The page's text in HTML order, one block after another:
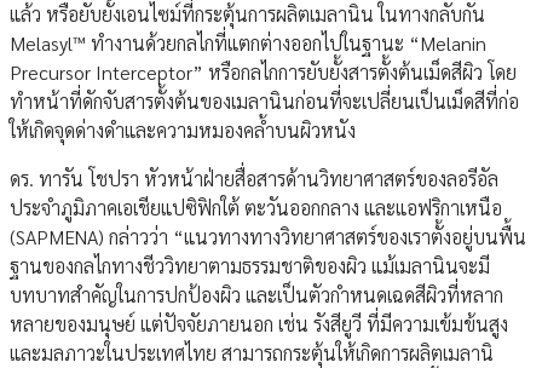
แล้ว หรือยับยั้งเอนไซม์ที่กระตุ้นการผลิตเมลานิน ในทางกลับกัน
Melasyl™ ทำงานด้วยกลไกที่แตกต่างออกไปในฐานะ “Melanin
Precursor Interceptor” หรือกลไกการยับยั้งสารตั้งต้นเม็ดสีผิว โดย
ทำหน้าที่ดักจับสารตั้งต้นของเมลานินก่อนที่จะเปลี่ยนเป็นเม็ดสีที่ก่อ
ให้เกิดจุดด่างดำและความหมองคล้ำบนผิวหนัง
ดร. ทารัน โชปรา หัวหน้าฝ่ายสื่อสารด้านวิทยาศาสตร์ของลอรีอัล
ประจำภูมิภาคเอเชียแปซิฟิกใต้ ตะวันออกกลาง และแอฟริกาเหนือ
(SAPMENA) กล่าวว่า “แนวทางทางวิทยาศาสตร์ของเราตั้งอยู่บนพื้น
ฐานของกลไกทางชีววิทยาตามธรรมชาติของผิว แม้เมลานินจะมี
บทบาทสำคัญในการปกป้องผิว และเป็นตัวกำหนดเฉดสีผิวที่หลาก
หลายของมนุษย์ แต่ปัจจัยภายนอก เช่น รังสียูวี ที่มีความเข้มข้นสูง
และมลภาวะในประเทศไทย สามารถกระตุ้นให้เกิดการผลิตเมลานิ